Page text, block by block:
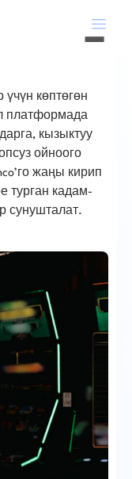
көптөгөн
платформада
кызыктуу
ойноого
жаңы кирип
турган кадам-
сунушталат.